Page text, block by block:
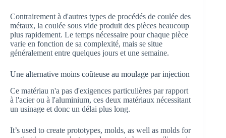
Contrairement à d'autres types de procédés de coulée des
métaux, la coulée sous vide produit des pièces beaucoup
plus rapidement. Le temps nécessaire pour chaque pièce
varie en fonction de sa complexité, mais se situe
généralement entre quelques jours et une semaine.
Une alternative moins coûteuse au moulage par injection
Ce matériau n'a pas d'exigences particulières par rapport
à l'acier ou à l'aluminium, ces deux matériaux nécessitant
un usinage et donc un délai plus long.
It’s used to create prototypes, molds, as well as molds for